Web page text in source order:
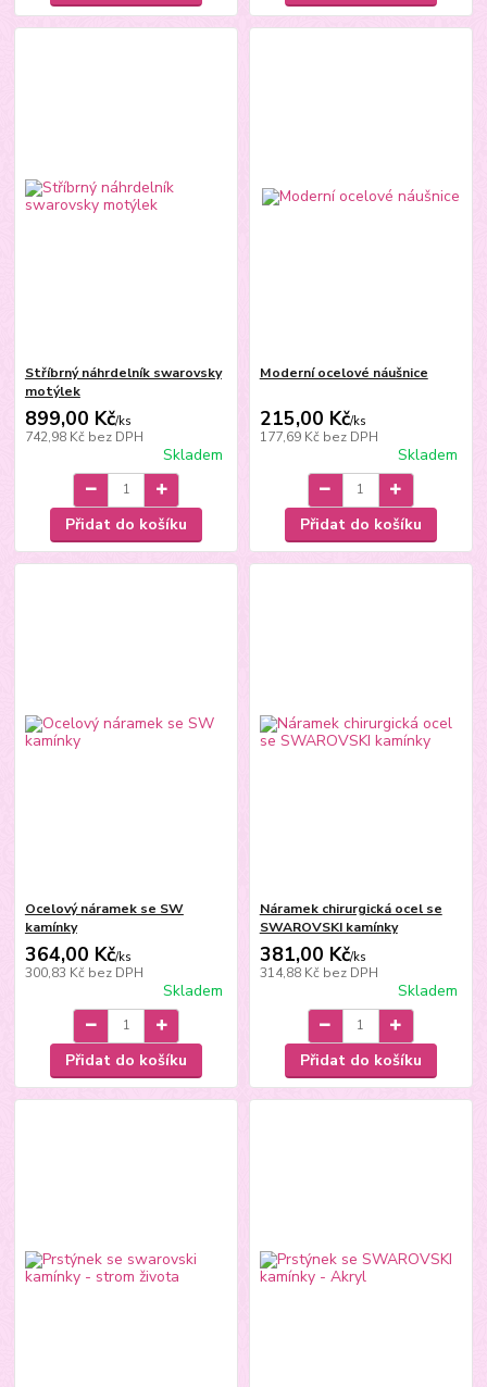
Stříbrný náhrdelník swarovsky
motýlek
899,00 Kč/ks
742,98 Kč bez DPH
Skladem
Přidat do košíku
Moderní ocelové náušnice
215,00 Kč/ks
177,69 Kč bez DPH
Skladem
Přidat do košíku
Ocelový náramek se SW
kamínky
364,00 Kč/ks
300,83 Kč bez DPH
Skladem
Přidat do košíku
Náramek chirurgická ocel se
SWAROVSKI kamínky
381,00 Kč/ks
314,88 Kč bez DPH
Skladem
Přidat do košíku